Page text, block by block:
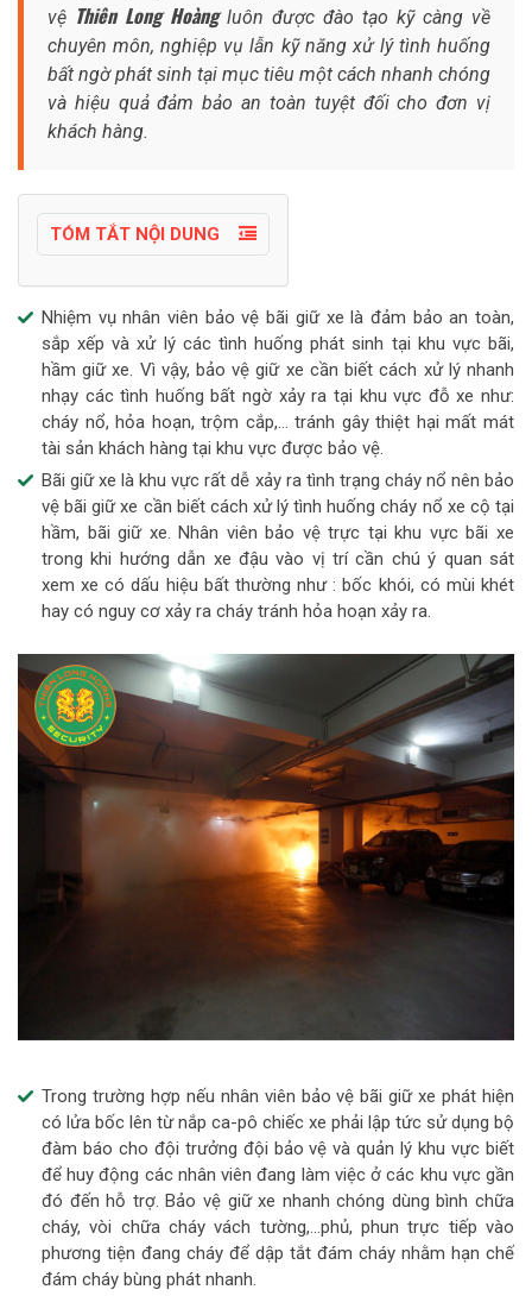
vệ Thiên Long Hoàngluôn được đào tạo kỹ càng về
chuyên môn, nghiệp vụ lẫn kỹ năng xử lý tình huống
bất ngờ phát sinh tại mục tiêu một cách nhanh chóng
và hiệu quả đảm bảo an toàn tuyệt đối cho đơn vị
khách hàng.
TÓM TẮT NỘI DUNG
Nhiệm vụ nhân viên bảo vệ bãi giữ xe là đảm bảo an toàn,
sắp xếp và xử lý các tình huống phát sinh tại khu vực bãi,
hầm giữ xe. Vì vậy, bảo vệ giữ xe cần biết cách xử lý nhanh
nhạy các tình huống bất ngờ xảy ra tại khu vực đỗ xe như:
cháy nổ, hỏa hoạn, trộm cắp,… tránh gây thiệt hại mất mát
tài sản khách hàng tại khu vực được bảo vệ.
Bãi giữ xe là khu vực rất dễ xảy ra tình trạng cháy nổ nên bảo
vệ bãi giữ xe cần biết cách xử lý tình huống cháy nổ xe cộ tại
hầm, bãi giữ xe. Nhân viên bảo vệ trực tại khu vực bãi xe
trong khi hướng dẫn xe đậu vào vị trí cần chú ý quan sát
xem xe có dấu hiệu bất thường như : bốc khói, có mùi khét
hay có nguy cơ xảy ra cháy tránh hỏa hoạn xảy ra.
Trong trường hợp nếu nhân viên bảo vệ bãi giữ xe phát hiện
có lửa bốc lên từ nắp ca-pô chiếc xe phải lập tức sử dụng bộ
đàm báo cho đội trưởng đội bảo vệ và quản lý khu vực biết
để huy động các nhân viên đang làm việc ở các khu vực gần
đó đến hỗ trợ. Bảo vệ giữ xe nhanh chóng dùng bình chữa
cháy, vòi chữa cháy vách tường,…phủ, phun trực tiếp vào
phương tiện đang cháy để dập tắt đám cháy nhằm hạn chế
đám cháy bùng phát nhanh.